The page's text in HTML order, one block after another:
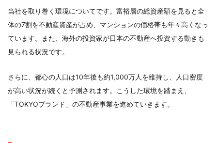
当社を取り巻く環境についてです。富裕層の総資産額を見ると全
体の7割を不動産資産が占め、マンションの価格帯も年々高くなっ
ています。また、海外の投資家が日本の不動産へ投資する動きも
見られる状況です。
さらに、都心の人口は10年後も約1,000万人を維持し、人口密度
が高い状況が続くと予測されます。こうした環境を踏まえ、
「TOKYOブランド」の不動産事業を進めていきます。